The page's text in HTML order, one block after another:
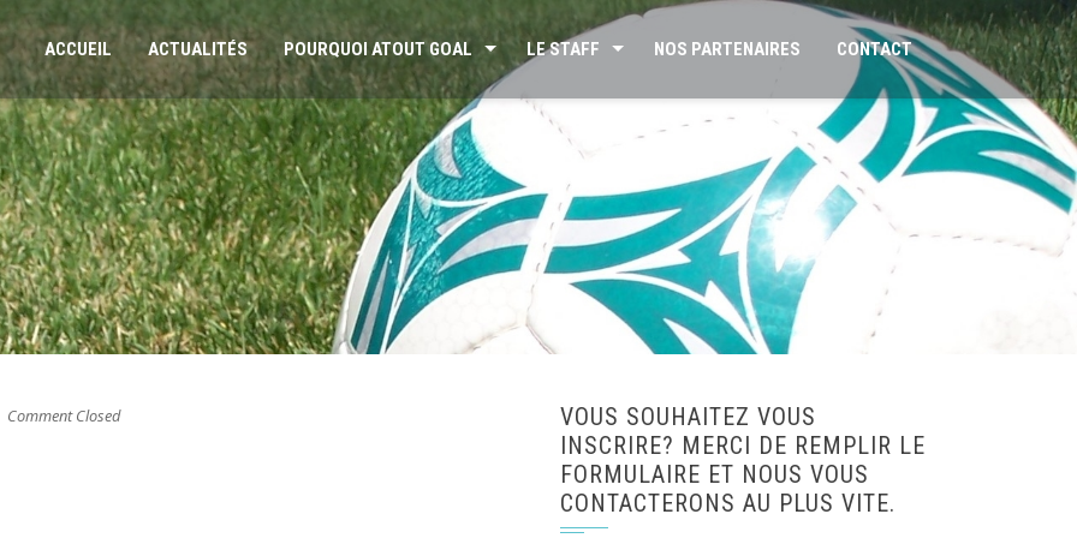
ACCUEIL ACTUALITÉS POURQUOI ATOUT GOAL LE STAFF NOS PARTENAIRES CONTACT
Comment Closed
VOUS SOUHAITEZ VOUS
INSCRIRE? MERCI DE REMPLIR LE
FORMULAIRE ET NOUS VOUS
CONTACTERONS AU PLUS VITE.